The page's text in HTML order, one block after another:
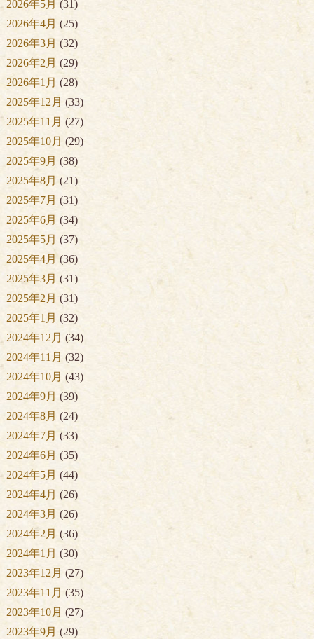
2026年5月 (31)
2026年4月 (25)
2026年3月 (32)
2026年2月 (29)
2026年1月 (28)
2025年12月 (33)
2025年11月 (27)
2025年10月 (29)
2025年9月 (38)
2025年8月 (21)
2025年7月 (31)
2025年6月 (34)
2025年5月 (37)
2025年4月(36)
2025年3月 (31)
2025年2月 (31)
2025年1月 (32)
2024年12月 (34)
2024年11月 (32)
2024年10月 (43)
2024年9月 (39)
2024年8月 (24)
2024年7月 (33)
2024年6月 (35)
2024年5月 (44)
2024年4月 (26)
2024年3月 (26)
2024年2月 (36)
2024年1月 (30)
2023年12月 (27)
2023年11月 (35)
2023年10月 (27)
2023年9月 (29)